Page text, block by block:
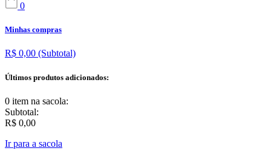
0
Minhas compras
R$ 0,00 (Subtotal)
Últimos produtos adicionados:
0 item na sacola:
Subtotal:
R$ 0,00
Ir para a sacola